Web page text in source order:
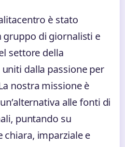
è stato
gruppo di giornalisti e
settore della
dalla passione per
nostra missione è
alle fonti di
puntando su
chiara, imparziale e